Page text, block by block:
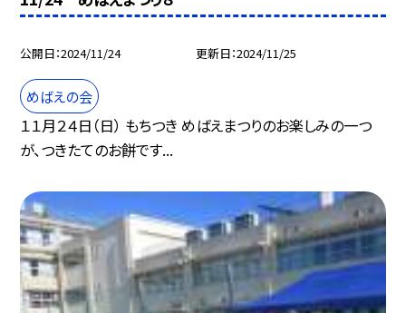
公開日 2024/11/24 更新日 2024/11/25
めばえの会
１１月２４日（日） もちつき めばえまつりのお楽しみの一つ
が、つきたてのお餅です...